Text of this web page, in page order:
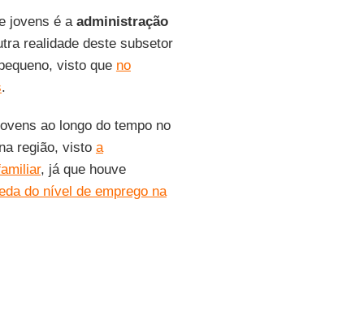
jovens é a administração
realidade deste subsetor
visto que no
.
ao longo do tempo no
região, visto a
, já que houve
do nível de emprego na